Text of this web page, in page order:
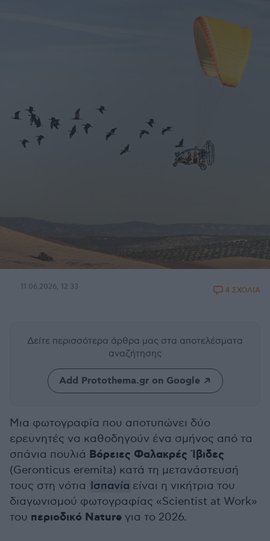
11.06.2026, 12:33 4 ΣΧΟΛΙΑ
Δείτε περισσότερα άρθρα μας στα αποτελέσματα
αναζήτησης
Add Protothema.gr on Google
Μια φωτογραφία που αποτυπώνει δύο
ερευνητές να καθοδηγούν ένα σμήνος από τα
σπάνια πουλιά Βόρειες Φαλακρές Ίβιδες
(Geronticus eremita) κατά τη μετανάστευσή
τους στη νότια Ισπανία είναι η νικήτρια του
διαγωνισμού φωτογραφίας «Scientist at Work»
του περιοδικό Nature για το 2026.